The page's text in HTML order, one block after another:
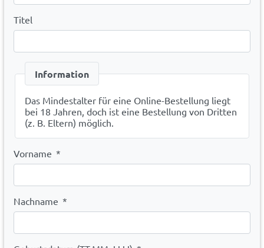
Titel
Information
Das Mindestalter für eine Online-Bestellung liegt
bei 18 Jahren, doch ist eine Bestellung von Dritten
(z. B. Eltern) möglich.
Vorname *
Nachname *